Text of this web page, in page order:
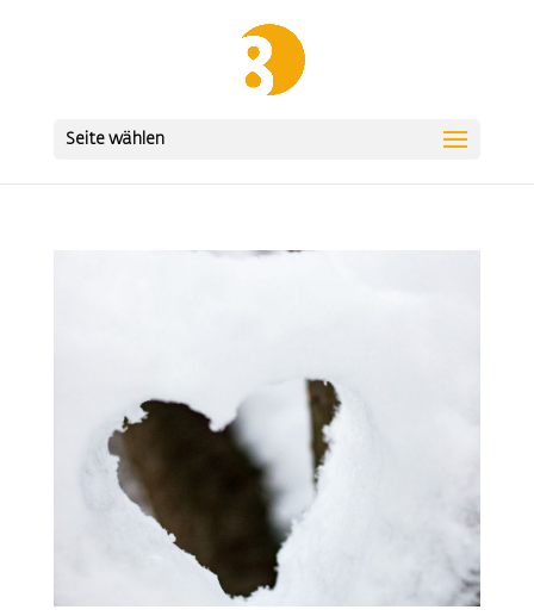
Seite wählen